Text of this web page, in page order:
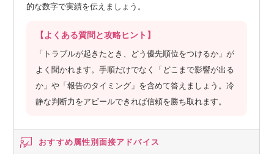
的な数字で実績を伝えましょう。
【よくある質問と攻略ヒント】
「トラブルが起きたとき、どう優先順位をつけるか」が
よく聞かれます。手順だけでなく「どこまで影響が出る
か」や「報告のタイミング」を含めて答えましょう。冷
静な判断力をアピールできれば信頼を勝ち取れます。
おすすめ属性別面接アドバイス